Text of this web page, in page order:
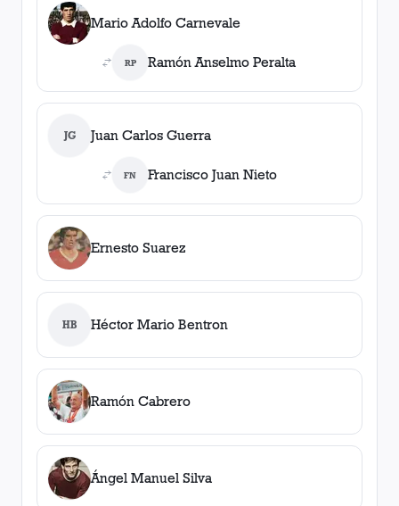
Mario Adolfo Carnevale
RP Ramón Anselmo Peralta
JG Juan Carlos Guerra
FN Francisco Juan Nieto
Ernesto Suarez
HB Héctor Mario Bentron
Ramón Cabrero
Ángel Manuel Silva